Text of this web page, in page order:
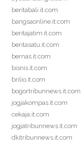
beritabali.it.com
bangsaonline.it.com
beritajatim.it.com
beritasatu.it.com
bernas.it.com
bisnis.it.com
brilio.it.com
bogortribunnews.it.com
jogjakompas.it.com
cekaja.it.com
jogjatribunnews.it.com
dkitribunnews.it.com